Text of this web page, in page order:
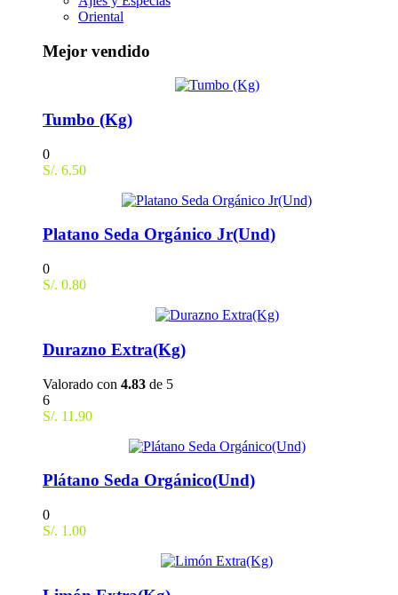
Oriental
Mejor vendido
Tumbo (Kg)
0
S/. 6.50
Platano Seda Orgánico Jr(Und)
0
S/. 0.80
Durazno Extra(Kg)
Valorado con 4.83 de 5
6
S/. 11.90
Plátano Seda Orgánico(Und)
0
S/. 1.00